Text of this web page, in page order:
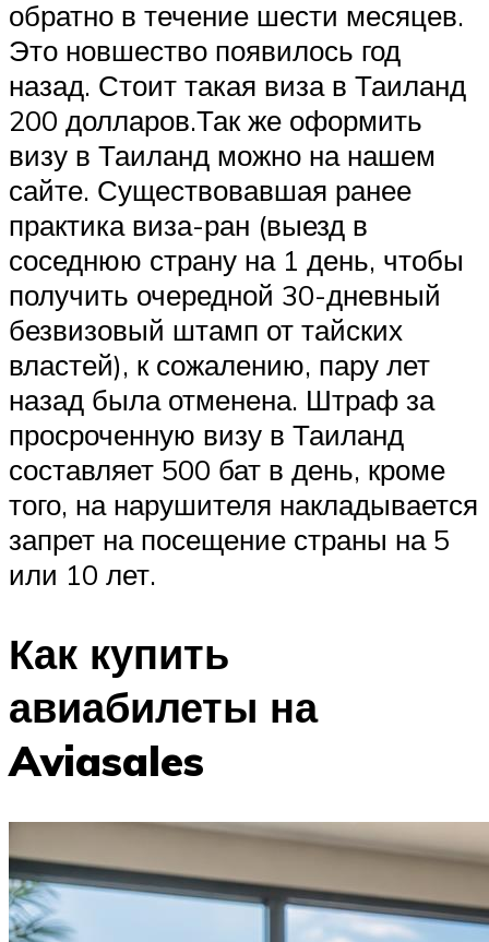
обратно в течение шести месяцев.
Это новшество появилось год
назад. Стоит такая виза в Таиланд
200 долларов.Так же оформить
визу в Таиланд можно на нашем
сайте. Существовавшая ранее
практика виза-ран (выезд в
соседнюю страну на 1 день, чтобы
получить очередной 30-дневный
безвизовый штамп от тайских
властей), к сожалению, пару лет
назад была отменена. Штраф за
просроченную визу в Таиланд
составляет 500 бат в день, кроме
того, на нарушителя накладывается
запрет на посещение страны на 5
или 10 лет.
Как купить
авиабилеты на
Aviasales